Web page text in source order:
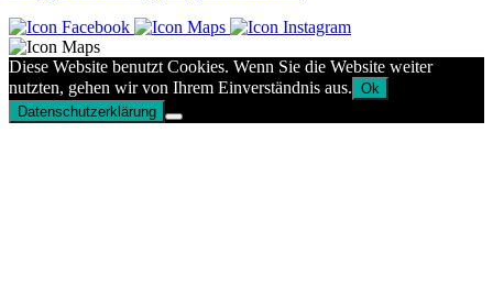
Diese Website benutzt Cookies. Wenn Sie die Website weiter
nutzten, gehen wir von Ihrem Einverständnis aus. Ok
Datenschutzerklärung